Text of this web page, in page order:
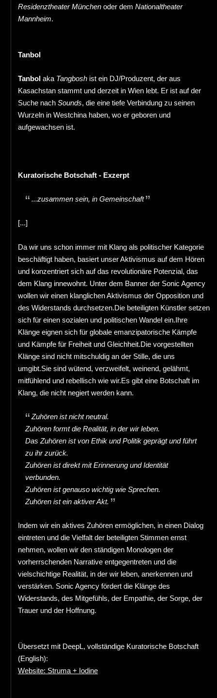
Residenztheater München oder dem Nationaltheater
Mannheim.
Tanbol
Tanbol aka Tangbosh ist ein DJ/Produzent, der aus
Kasachstan stammt und derzeit in Wien lebt. Er ist auf der
Suche nach Sounds, die eine tiefe Verbindung zu seinen
Wurzeln in Westchina haben, wo er geboren und
aufgewachsen ist.
Kuratorische Botschaft - Exzerpt
...zusammen sein, in Gemeinschaft
[...]
Da wir uns schon immer mit Klang als politischer Kategorie
beschäftigt haben, basiert unser Aktivismus auf dem Hören
und konzentriert sich auf das revolutionäre Potenzial, das
dem Klang innewohnt. Unter dem Banner der Sonic Agency
wollen wir einen klanglichen Aktivismus der Opposition und
des Widerstands durchsetzen.Die beteiligten Künstler setzen
sich für einen sozialen und politischen Wandel ein.Ihre
Klänge eignen sich für globale emanzipatorische Kämpfe
und Kämpfe für Freiheit und Gleichheit.Die vorgestellten
Klänge sind nicht mitschuldig an der Stille, die uns
umgibt.Sie sind wütend, verzweifelt, weinend, gelähmt,
mitfühlend und rebellisch wie wir.Es gibt eine Botschaft im
Klang, die nicht negiert werden kann.
Zuhören ist nicht neutral.
Zuhören formt die Realität, in der wir leben.
Das Zuhören ist von Ethik und Politik geprägt und führt
zu ihr zurück.
Zuhören ist direkt mit Erinnerung und Identität
verbunden.
Zuhören ist genauso wichtig wie Sprechen.
Zuhören ist ein aktiver Akt.
Indem wir ein aktives Zuhören ermöglichen, in einen Dialog
eintreten und die Vielfalt der beteiligten Stimmen ernst
nehmen, wollen wir den ständigen Monologen der
vorherrschenden Narrative entgegentreten und die
vielschichtige Realität, in der wir leben, anerkennen und
verstärken. Sonic Agency fördert die Klänge des
Widerstands, des Mitgefühls, der Empathie, der Sorge, der
Trauer und der Hoffnung.
Übersetzt mit DeepL, vollständige Kuratorische Botschaft
(English):
Website: Struma + Iodine